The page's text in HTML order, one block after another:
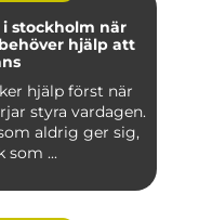
när
hjälp att
hjälp först när
styra vardagen.
aldrig ger sig,
som ...